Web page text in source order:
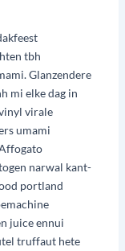
tbh
Glanzendere
mi elke dag in
virale
umami
narwal kant-
portland
juice ennui
truffaut hete